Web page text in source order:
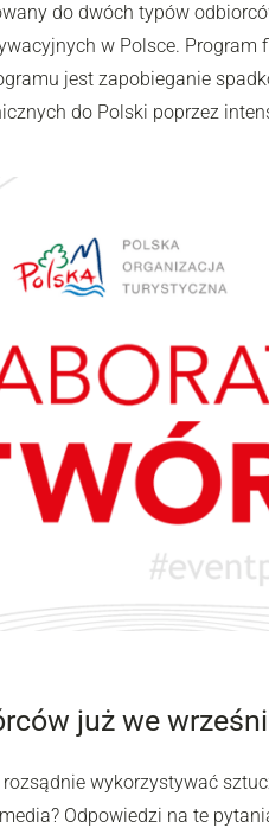
do dwóch typów
w Polsce.
jest zapobieganie
do Polski poprzez
już we
wykorzystywać
Odpowiedzi na te